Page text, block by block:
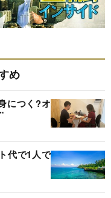
め
につく?オ
代で1人で